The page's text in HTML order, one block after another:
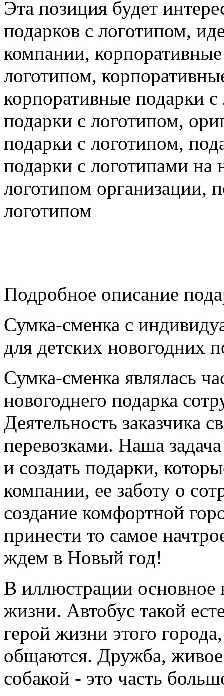
Эта позиция будет
подарков с логотипом,
компании,
логотипом,
корпоративные подарки
подарки с логотипом,
подарки с логотипом,
подарки с логотипами на
логотипом организации,
логотипом
Подробное описание
Сумка-сменка с
для детских новогодних
Сумка-сменка являлась
новогоднего подарка
Деятельность заказчика
перевозками. Наша
и создать подарки,
компании, ее заботу о
создание комфортной
принести то самое
ждем в Новый год!
В иллюстрации основное
жизни. Автобус такой
герой жизни этого
общаются. Дружба,
собакой - это часть